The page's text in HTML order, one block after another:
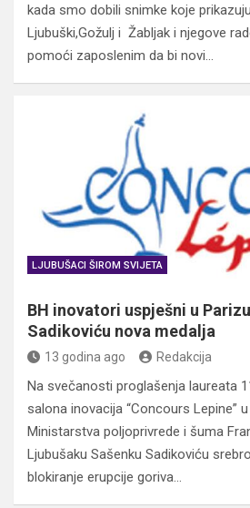
kada smo dobili snimke koje
Ljubuški,Gožulj i Žabljak i njegove
pomoći zaposlenim da bi novi…
LJUBUŠACI ŠIROM SVIJETA
BH inovatori uspješni u
Sadikoviću nova medalja
13 godina ago Redakcija
Na svečanosti proglašenja laureata
salona inovacija “Concours Lepine”
Ministarstva poljoprivrede i šuma
Ljubušaku Sašenku Sadikoviću
blokiranje erupcije goriva…